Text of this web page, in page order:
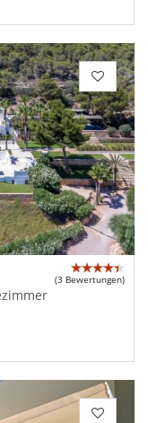
(3 Bewertungen)